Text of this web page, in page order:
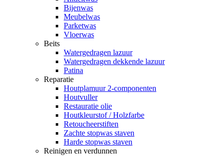
Bijenwas
Meubelwas
Parketwas
Vloerwas
Beits
Watergedragen lazuur
Watergedragen dekkende lazuur
Patina
Reparatie
Houtplamuur 2-componenten
Houtvuller
Restauratie olie
Houtkleurstof / Holzfarbe
Retoucheerstiften
Zachte stopwas staven
Harde stopwas staven
Reinigen en verdunnen